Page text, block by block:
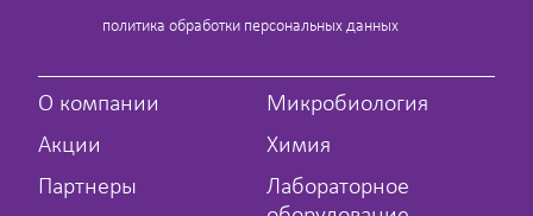
политика обработки персональных данных
О компании
Акции
Партнеры
Микробиология
Химия
Лабораторное